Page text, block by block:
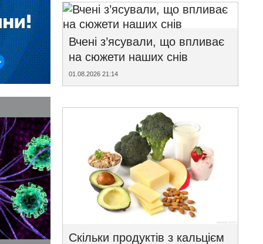
Вчені з’ясували, що впливає
на сюжети наших снів
01.08.2026 21:14
Скільки продуктів з кальцієм